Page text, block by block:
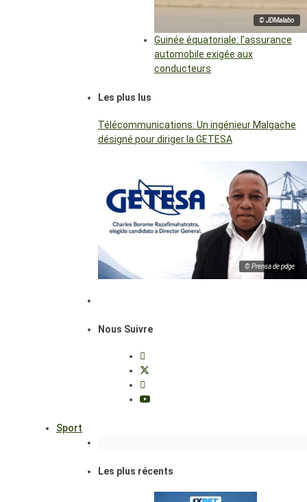
© JDMalabo
Guinée équatoriale: l’assurance
automobile exigée aux
conducteurs
Les plus lus
Télécommunications: Un ingénieur Malgache
désigné pour diriger la GETESA
© Prensa de pdge
Nous Suivre
Sport
Les plus récents